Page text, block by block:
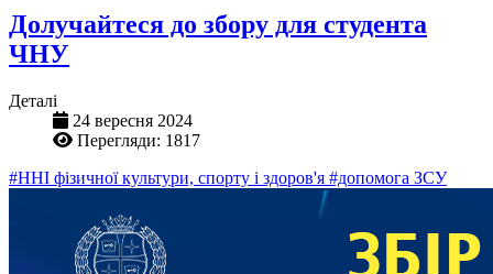
Долучайтеся до збору для студента
ЧНУ
Деталі
24 вересня 2024
Перегляди: 1817
#ННІ фізичної культури, спорту і здоров'я #допомога ЗСУ